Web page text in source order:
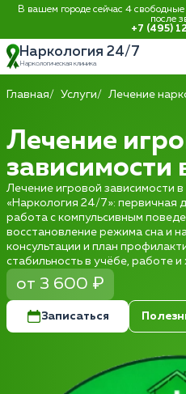
В вашем городе сейчас 4
после
+7 (495)
Наркология 24/7
Наркологическая клиника
Главная Услуги Лечение
Лечение
зависимости
Лечение игровой зависимости
«Наркология 24/7»: первичная
работа с компульсивным
восстановление режима сна и
консультации и план
стабильность в учёбе, работе и
от 3 600 ₽
Записаться